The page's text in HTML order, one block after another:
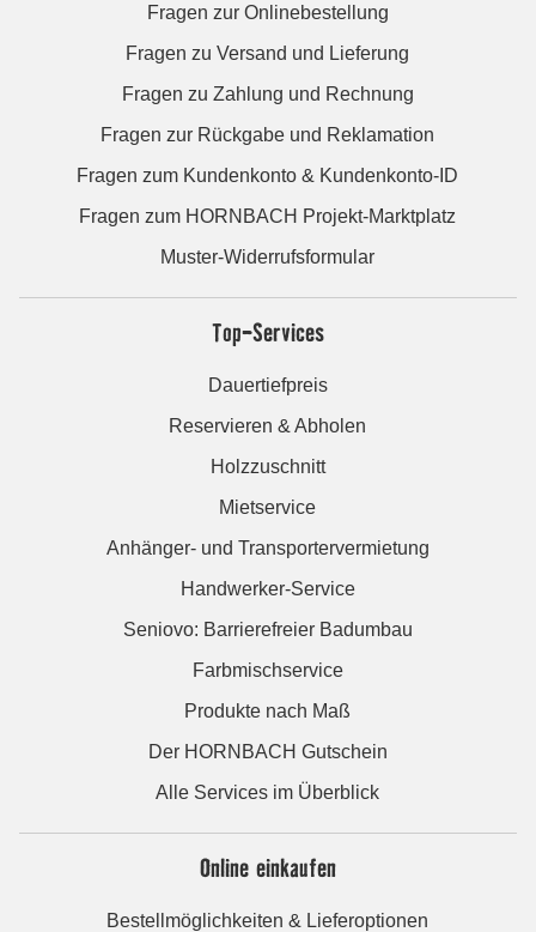
Fragen zur Onlinebestellung
Fragen zu Versand und Lieferung
Fragen zu Zahlung und Rechnung
Fragen zur Rückgabe und Reklamation
Fragen zum Kundenkonto & Kundenkonto-ID
Fragen zum HORNBACH Projekt-Marktplatz
Muster-Widerrufsformular
Top-Services
Dauertiefpreis
Reservieren & Abholen
Holzzuschnitt
Mietservice
Anhänger- und Transportervermietung
Handwerker-Service
Seniovo: Barrierefreier Badumbau
Farbmischservice
Produkte nach Maß
Der HORNBACH Gutschein
Alle Services im Überblick
Online einkaufen
Bestellmöglichkeiten & Lieferoptionen